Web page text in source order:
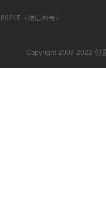
（微信同号）
Copyright 2009-2022 创